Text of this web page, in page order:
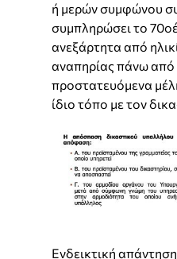
ή μερών συμφώνου
συμπληρώσει το
ανεξάρτητα από
αναπηρίας πάνω από
προστατευόμενα
ίδιο τόπο με τον
Ενδεικτική